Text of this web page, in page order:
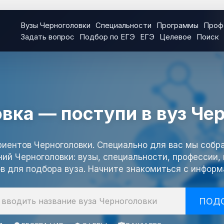
Вузы Черноголовки Специальности Программы
Задать вопрос
Подбор по ЕГЭ ЕГЭ Целевое Поиск
— поступи в вуз
Черноголовки. Специально для вас мы
Черноголовки: вузы, специальности,
для подбора вуза. Начните знакомиться с